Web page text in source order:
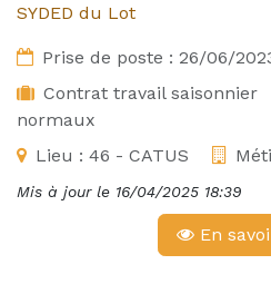
SYDED du Lot
Prise de poste : 26/06/
Contrat travail saisonnier
normaux
Lieu : 46 - CATUS
Mis à jour le 16/04/2025 18:39
En